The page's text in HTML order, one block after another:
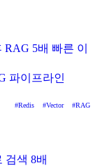
RAG 5배 빠른 이
파이프라인
#Redis #Vector #RAG
검색 8배